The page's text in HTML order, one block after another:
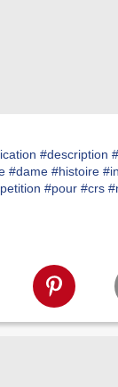
#description
#dame #histoire
#pour #crs